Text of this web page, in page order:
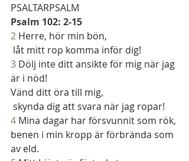
PSALTARPSALM
Psalm 102: 2-15
2 Herre, hör min bön,
låt mitt rop komma inför dig!
3 Dölj inte ditt ansikte för mig när jag
är i nöd!
Vänd ditt öra till mig,
skynda dig att svara när jag ropar!
4 Mina dagar har försvunnit som rök,
benen i min kropp är förbrända som
av eld.